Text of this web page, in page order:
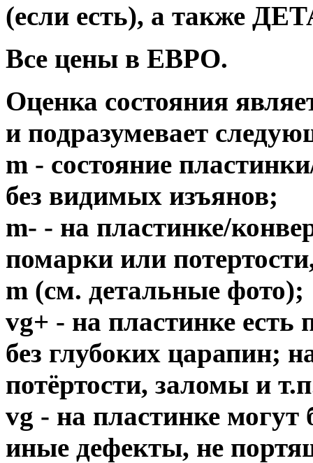
(если есть), а также
Все цены в ЕВРО.
Оценка состояния
и подразумевает
m - состояние
без видимых изъянов;
m- - на пластинке/
помарки или
m (см. детальные фото);
vg+ - на пластинке есть
без глубоких царапин;
потёртости, заломы и
vg - на пластинке
иные дефекты, не